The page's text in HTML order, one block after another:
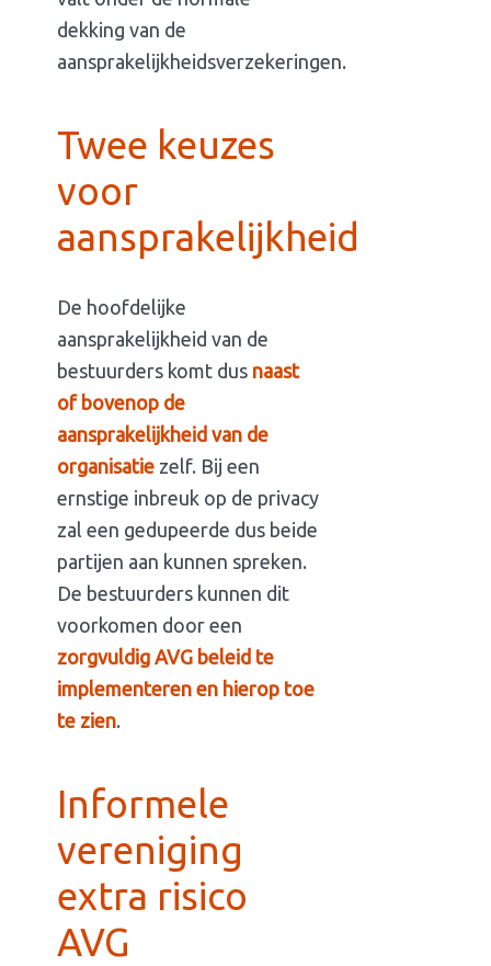
dekking van de
aansprakelijkheidsverzekeringen.
Twee keuzes
voor
aansprakelijkheid
De hoofdelijke
aansprakelijkheid van de
bestuurders komt dus naast
of bovenop de
aansprakelijkheid van de
organisatie zelf. Bij een
ernstige inbreuk op de privacy
zal een gedupeerde dus beide
partijen aan kunnen spreken.
De bestuurders kunnen dit
voorkomen door een
zorgvuldig AVG beleid te
implementeren en hierop toe
te zien.
Informele
vereniging
extra risico
AVG